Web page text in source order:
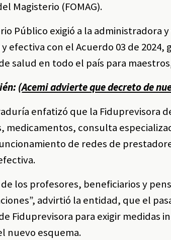
Magisterio (FOMAG).
Público exigió a la administradora
efectiva con el Acuerdo 03 de
salud en todo el país para
(Acemi advierte que decreto de
enfatizó que la Fiduprevisora
medicamentos, consulta
de redes de
de los profesores, beneficiarios y
advirtió la entidad, que el
Fiduprevisora para exigir medidas
nuevo esquema.